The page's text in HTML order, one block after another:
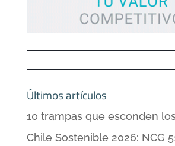
Últimos artículos
10 trampas que esconden
Chile Sostenible 2026: NCG